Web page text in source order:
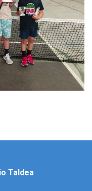
Taldea